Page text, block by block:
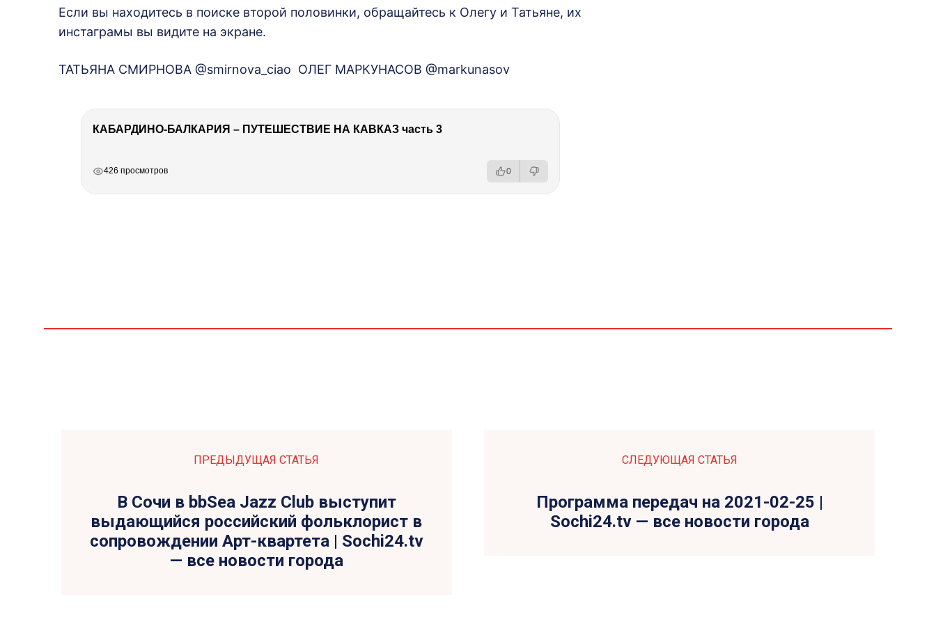
Если вы находитесь в поиске второй половинки, обращайтесь к Олегу и Татьяне, их
инстаграмы вы видите на экране.
ТАТЬЯНА СМИРНОВА @smirnova_ciao ОЛЕГ МАРКУНАСОВ @markunasov
КАБАРДИНО-БАЛКАРИЯ – ПУТЕШЕСТВИЕ НА КАВКАЗ часть 3
426 просмотров 0
ПРЕДЫДУЩАЯ СТАТЬЯ
В Сочи в bbSea Jazz Club выступит
выдающийся российский фольклорист в
сопровождении Арт-квартета | Sochi24.tv
— все новости города
СЛЕДУЮЩАЯ СТАТЬЯ
Программа передач на 2021-02-25 |
Sochi24.tv — все новости города